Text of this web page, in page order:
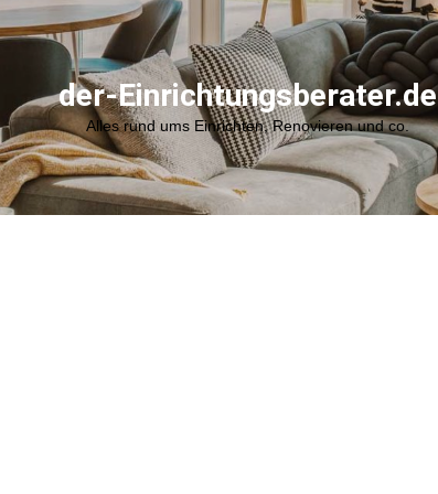
der-Einrichtungsberater.de
Alles rund ums Einrichten, Renovieren und co.